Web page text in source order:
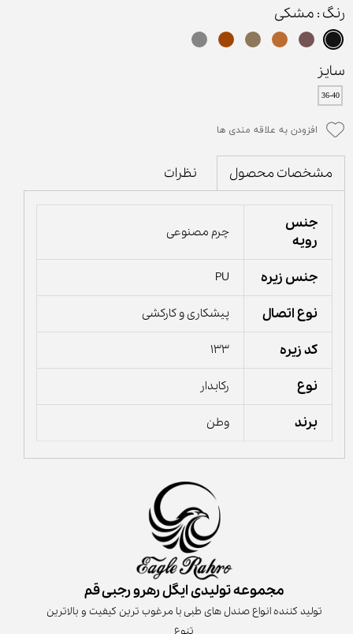
رنگ : مشکی
سایز
36-40
افزودن به علاقه مندی ها
مشخصات محصول نظرات
جنس
رویه
چرم مصنوعی
جنس زیره PU
نوع اتصال پیشکاری و کارکشی
کد زیره 133
نوع رکابدار
برند وطن
مجموعه تولیدی ایگل رهرو رجبی قم
تولید کننده انواع صندل های طبی با مرغوب ترین کیفیت و بالاترین